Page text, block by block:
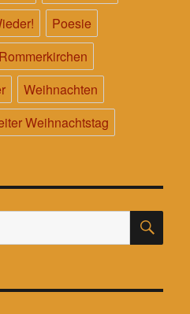
Poesie
Rommerkirchen
Weihnachten
Weihnachtstag